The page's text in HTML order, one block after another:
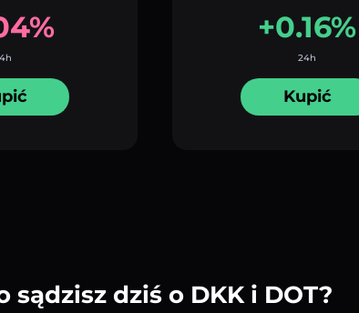
+0.16%
24h
Kupić
sądzisz dziś o DKK i DOT?